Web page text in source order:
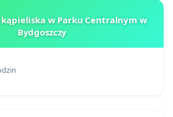
kąpieliska w Parku Centralnym w
Bydgoszczy